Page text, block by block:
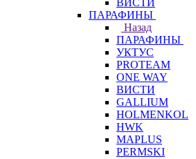
ВИСТИ
ПАРАФИНЫ
Назад
ПАРАФИНЫ
УКТУС
PROTEAM
ONE WAY
ВИСТИ
GALLIUM
HOLMENKOL
HWK
MAPLUS
PERMSKI